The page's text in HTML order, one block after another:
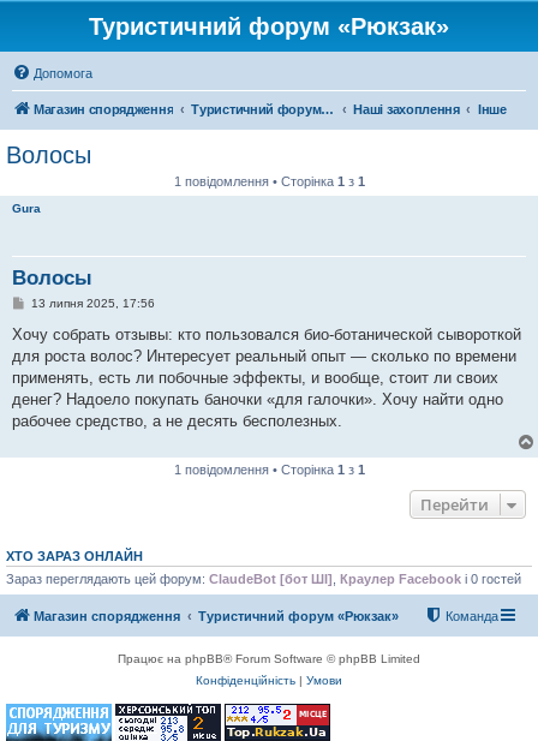
Туристичний форум «Рюкзак»
Допомога
Магазин спорядження Туристичний форум «Рюкзак» Наші захоплення Інше
Волосы
1 повідомлення • Сторінка 1 з 1
Gura
Волосы
П
в
д
о
л
е
я
13 липня 2025, 17:56
Хочу собрать отзывы: кто пользовался био-ботанической сывороткой
для роста волос? Интересует реальный опыт — сколько по времени
применять, есть ли побочные эффекты, и вообще, стоит ли своих
денег? Надоело покупать баночки «для галочки». Хочу найти одно
рабочее средство, а не десять бесполезных.
1 повідомлення • Сторінка 1 з 1
Перейти
ХТО ЗАРАЗ ОНЛАЙН
Зараз переглядають цей форум: ClaudeBot [бот ШІ] Краулер Facebook і 0 гостей
Магазин спорядження Туристичний форум «Рюкзак» Команда
Працює на phpBB® Forum Software © phpBB Limited
Конфіденційність | Умови